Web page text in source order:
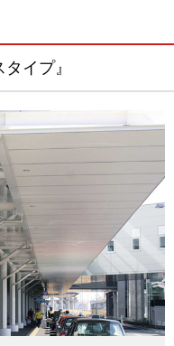
イプ』